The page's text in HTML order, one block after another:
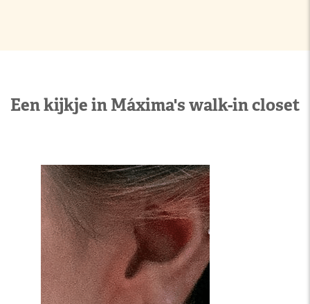
Een kijkje in Máxima's walk-in closet